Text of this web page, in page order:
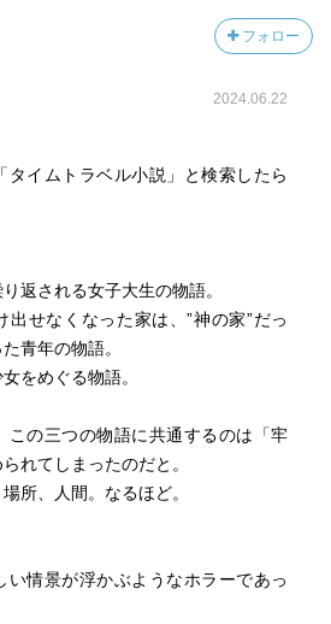
を見つけるのか、解放の先には何が
な魅力がある。
っと書かれているからなのか、ホラ
要素が強い。
後も想像の余地が大きいのでリアリ
の要素が強い。
終えてみれば掴み所のない不気味さ
も…とちょっと想像すると怖い。
フォロー
2024.06.22
タイムトラベル小説」と検索したら
返される女子大生の物語。
出せなくなった家は、”神の家”だっ
青年の物語。
をめぐる物語。
この三つの物語に共通するのは「牢
れてしまったのだと。
所、人間。なるほど。
い情景が浮かぶようなホラーであっ